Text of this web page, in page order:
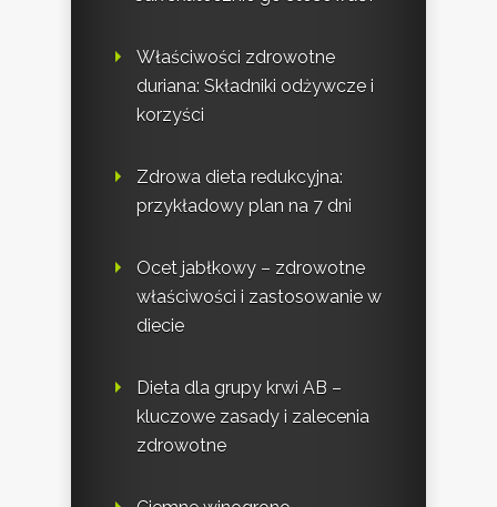
Właściwości zdrowotne
duriana: Składniki odżywcze i
korzyści
Zdrowa dieta redukcyjna:
przykładowy plan na 7 dni
Ocet jabłkowy – zdrowotne
właściwości i zastosowanie w
diecie
Dieta dla grupy krwi AB –
kluczowe zasady i zalecenia
zdrowotne